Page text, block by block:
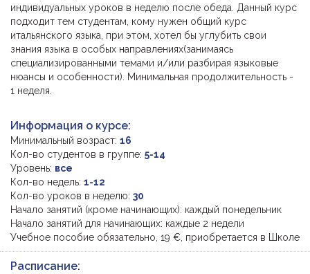
индивидуальных уроков в неделю после обеда. Данный курс
подходит тем студентам, кому нужен общий курс
итальянского языка, при этом, хотел бы углубить свои
знания языка в особых направлениях(занимаясь
специализированными темами и/или разбирая языковые
нюансы и особенности). Минимальная продолжительность -
1 неделя.
Информация о курсе:
Минимальный возраст: 16
Кол-во студентов в группе: 5-14
Уровень: все
Кол-во недель: 1-12
Кол-во уроков в неделю: 30
Начало занятий (кроме начинающих): каждый понедельник
Начало занятий для начинающих: каждые 2 недели
Учебное пособие обязательно, 19 €, приобретается в Школе
Расписание: